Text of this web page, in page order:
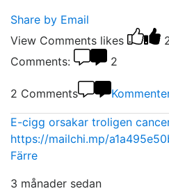
Share by Email
View Comments likes
Comments:
2
2 Comments
E-cigg orsakar troligen
https://mailchi.mp/
Färre
3 månader sedan